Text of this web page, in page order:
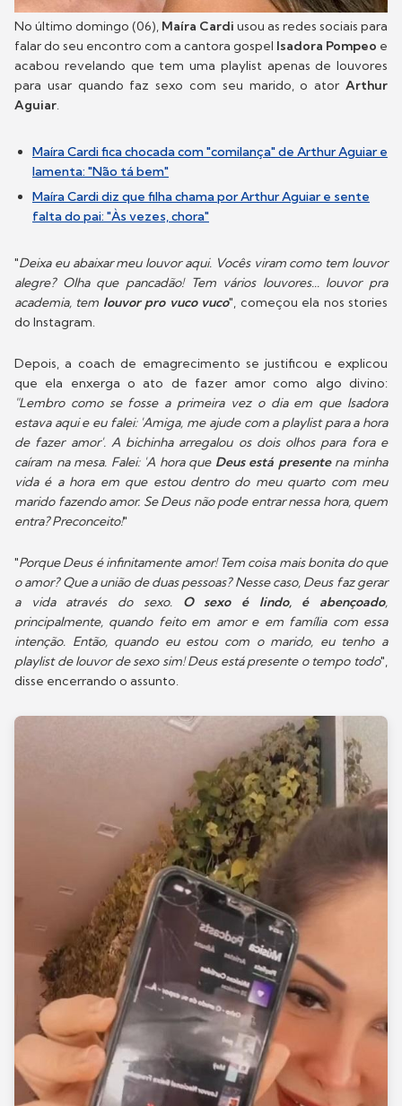
No último domingo (06), Maíra Cardi usou as redes sociais para
falar do seu encontro com a cantora gospel Isadora Pompeo e
acabou revelando que tem uma playlist apenas de louvores
para usar quando faz sexo com seu marido, o ator Arthur
Aguiar.
Maíra Cardi fica chocada com "comilança" de Arthur Aguiar e
lamenta: "Não tá bem"
Maíra Cardi diz que filha chama por Arthur Aguiar e sente
falta do pai: "Às vezes, chora"
"Deixa eu abaixar meu louvor aqui. Vocês viram como tem louvor
alegre? Olha que pancadão! Tem vários louvores... louvor pra
academia, tem louvor pro vuco vuco", começou ela nos stories
do Instagram.
Depois, a coach de emagrecimento se justificou e explicou
que ela enxerga o ato de fazer amor como algo divino:
"Lembro como se fosse a primeira vez o dia em que Isadora
estava aqui e eu falei: 'Amiga, me ajude com a playlist para a hora
de fazer amor'. A bichinha arregalou os dois olhos para fora e
caíram na mesa. Falei: 'A hora que Deus está presentena minha
vida é a hora em que estou dentro do meu quarto com meu
marido fazendo amor. Se Deus não pode entrar nessa hora, quem
entra? Preconceito!"
"Porque Deus é infinitamente amor! Tem coisa mais bonita do que
o amor? Que a união de duas pessoas? Nesse caso, Deus faz gerar
a vida através do sexo. O sexo é lindo, é abençoado,
principalmente, quando feito em amor e em família com essa
intenção. Então, quando eu estou com o marido, eu tenho a
playlist de louvor de sexo sim! Deus está presente o tempo todo",
disse encerrando o assunto.